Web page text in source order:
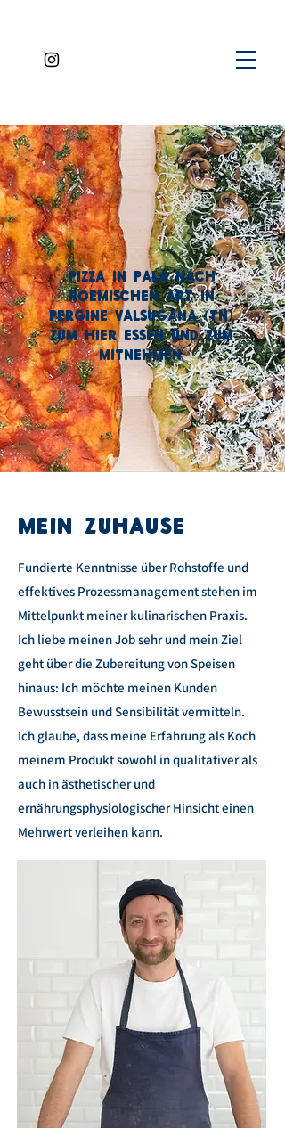
PIZZA IN PALA NACH
ROEMISCHEN ART IN
PERGINE VALSUGANA (TN).
ZUM HIER ESSEN UND ZUM
MITNEHMEN.
MEIN ZUHAUSE
Fundierte Kenntnisse über Rohstoffe und
effektives Prozessmanagement stehen im
Mittelpunkt meiner kulinarischen Praxis.
Ich liebe meinen Job sehr und mein Ziel
geht über die Zubereitung von Speisen
hinaus: Ich möchte meinen Kunden
Bewusstsein und Sensibilität vermitteln.
Ich glaube, dass meine Erfahrung als Koch
meinem Produkt sowohl in qualitativer als
auch in ästhetischer und
ernährungsphysiologischer Hinsicht einen
Mehrwert verleihen kann.